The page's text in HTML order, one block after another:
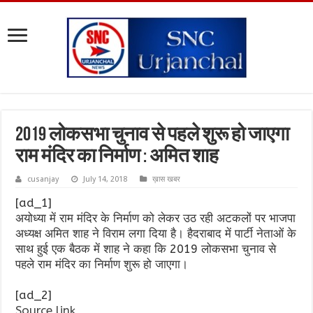
2019 लोकसभा चुनाव से पहले शुरू हो जाएगा
राम मंदिर का निर्माण : अमित शाह
cusanjay July 14, 2018 ख़ास खबर
[ad_1]
अयोध्या में राम मंदिर के निर्माण को लेकर उठ रही अटकलों पर भाजपा
अध्यक्ष अमित शाह ने विराम लगा दिया है। हैदराबाद में पार्टी नेताओं के
साथ हुई एक बैठक में शाह ने कहा कि 2019 लोकसभा चुनाव से
पहले राम मंदिर का निर्माण शुरू हो जाएगा।
[ad_2]
Source link